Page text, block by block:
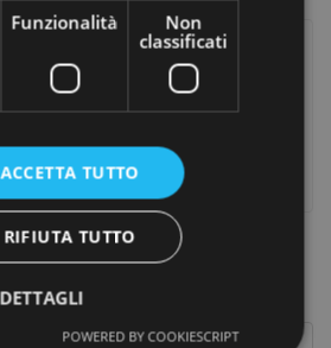
da parte degli utenti.
Acquistato Anche
Line Up
Funzionalità
Non
classificati
ACCETTA TUTTO
RIFIUTA TUTTO
POWERED BY COOKIESCRIPT